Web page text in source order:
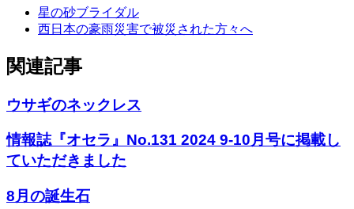
星の砂ブライダル
西日本の豪雨災害で被災された方々へ
関連記事
ウサギのネックレス
情報誌『オセラ』No.131 2024 9-10月号に掲載し
ていただきました
8月の誕生石